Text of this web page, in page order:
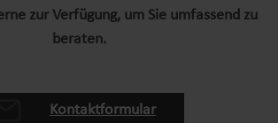
zur Verfügung, um Sie umfassend zu
beraten.
Kontaktformular